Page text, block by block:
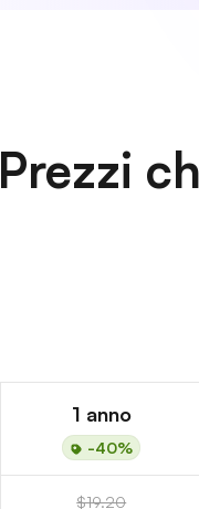
Prezzi
1 anno
-40%
$19.20